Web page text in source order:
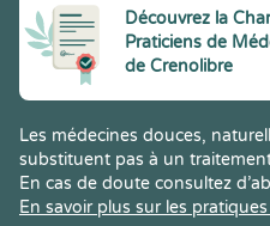
Découvrez la
Praticiens de
de Crenolibre
Les médecines douces,
substituent pas à un
En cas de doute consultez
En savoir plus sur les